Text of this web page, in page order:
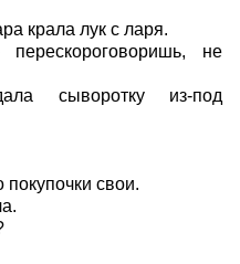
крала лук с ларя.
не
сыворотку из-под
покупочки свои.